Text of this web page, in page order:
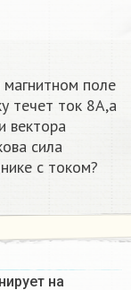
поле
течет ток 8А,а
вектора
сила
с током?
на